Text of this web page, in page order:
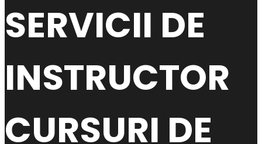
SERVICII DE
INSTRUCTOR
CURSURI DE